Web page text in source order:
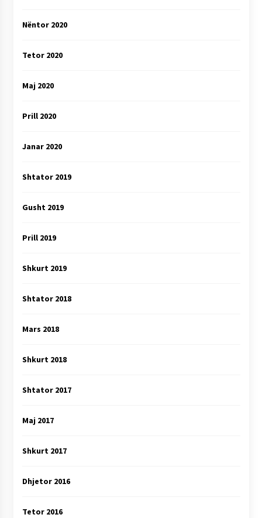
Nëntor 2020
Tetor 2020
Maj 2020
Prill 2020
Janar 2020
Shtator 2019
Gusht 2019
Prill 2019
Shkurt 2019
Shtator 2018
Mars 2018
Shkurt 2018
Shtator 2017
Maj 2017
Shkurt 2017
Dhjetor 2016
Tetor 2016